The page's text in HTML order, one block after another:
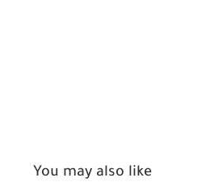
You may also like